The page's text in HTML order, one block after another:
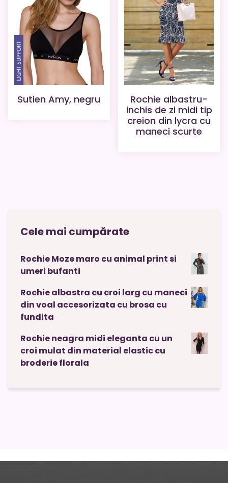
Sutien Amy, negru
Rochie albastru-
inchis de zi midi tip
creion din lycra cu
maneci scurte
Cele mai cumpărate
Rochie Moze maro cu animal print si
umeri bufanti
Rochie albastra cu croi larg cu maneci
din voal accesorizata cu brosa cu
fundita
Rochie neagra midi eleganta cu un
croi mulat din material elastic cu
broderie florala